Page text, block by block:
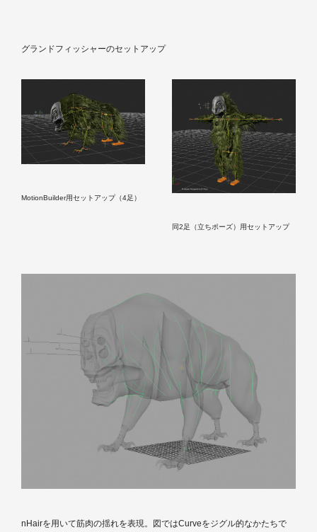
グランドフィッシャーのセットアップ
MotionBuilder用セットアップ（4足）
同2足（立ちポーズ）用セットアップ
nHairを用いて筋肉の揺れを表現。図ではCurveをジグル的なかたちで